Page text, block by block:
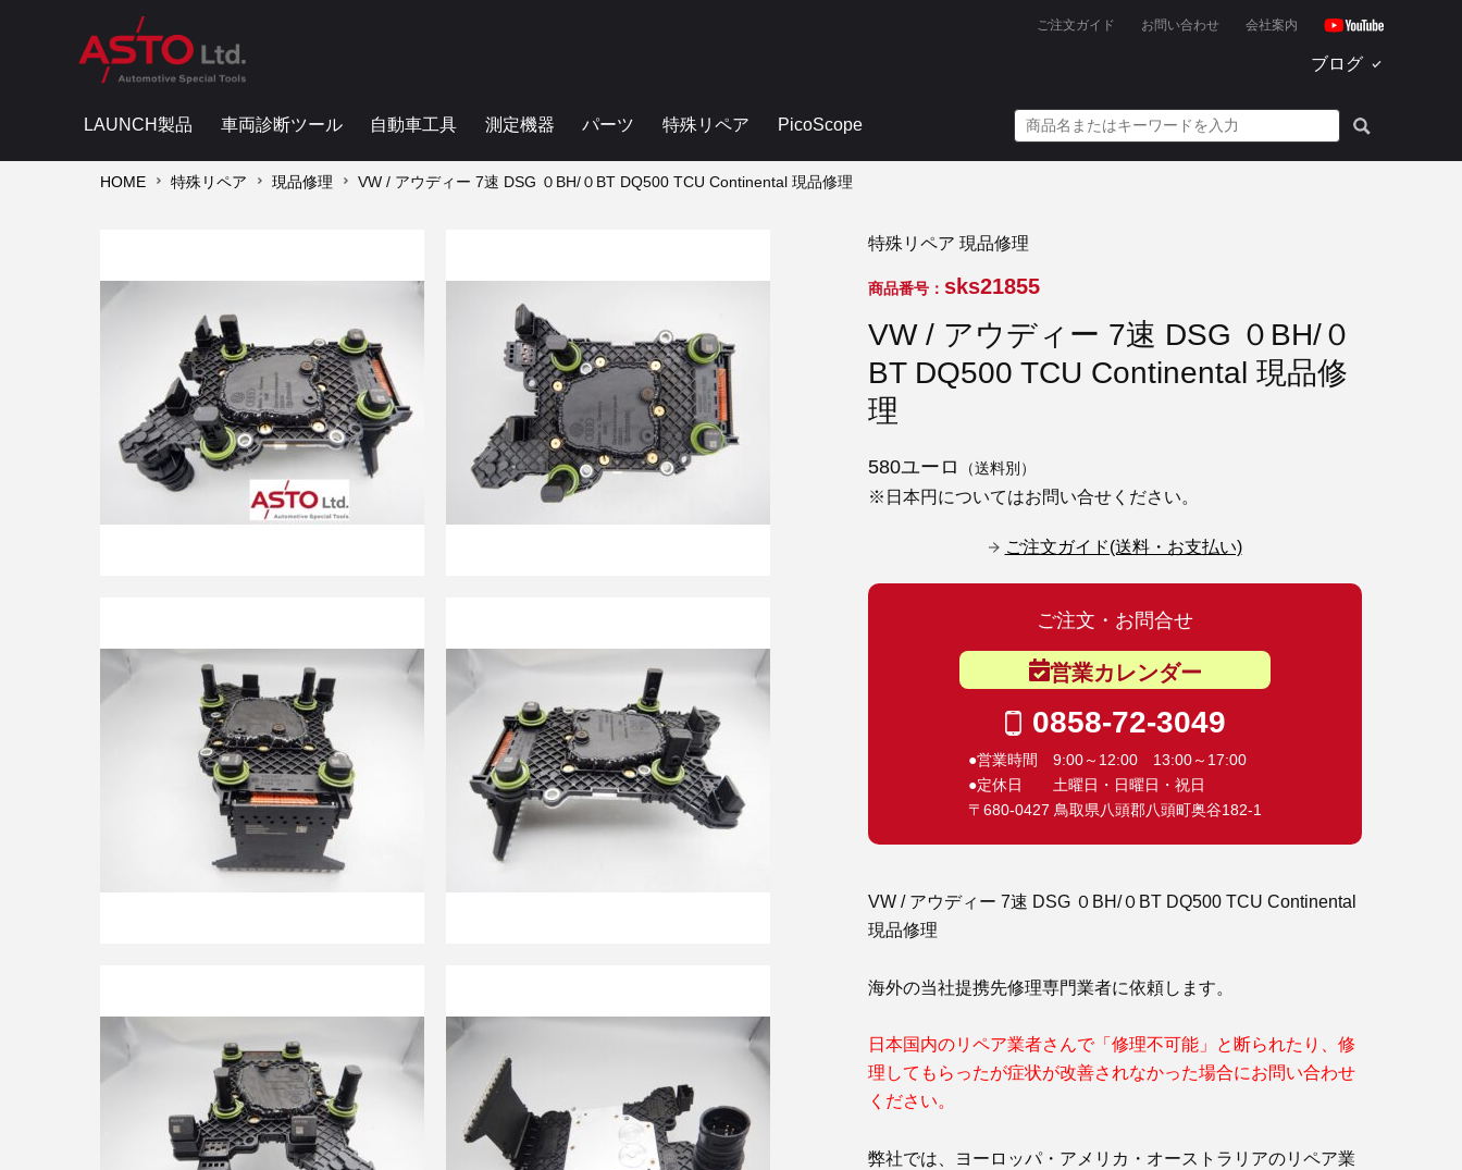
ご注文ガイド お問い合わせ 会社案内
ブログ
LAUNCH製品 車両診断ツール 自動車工具 測定機器 パーツ 特殊リペア PicoScope
HOME 特殊リペア 現品修理 VW / アウディー 7速 DSG ０BH/０BT DQ500 TCU Continental 現品修理
特殊リペア 現品修理
商品番号： sks21855
VW / アウディー 7速 DSG ０BH/０
BT DQ500 TCU Continental 現品修
理
580ユーロ （送料別）
※日本円についてはお問い合せください。
ご注文ガイド(送料・お支払い)
ご注文・お問合せ
営業カレンダー
0858-72-3049
●営業時間 9:00～12:00 13:00～17:00
●定休日 土曜日・日曜日・祝日
〒680-0427 鳥取県八頭郡八頭町奥谷182-1
VW / アウディー 7速 DSG ０BH/０BT DQ500 TCU Continental
現品修理
海外の当社提携先修理専門業者に依頼します。
日本国内のリペア業者さんで「修理不可能」と断られたり、修
理してもらったが症状が改善されなかった場合にお問い合わせ
ください。
弊社では、ヨーロッパ・アメリカ・オーストラリアのリペア業